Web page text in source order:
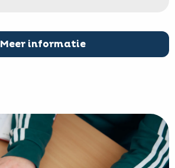
Meer informatie